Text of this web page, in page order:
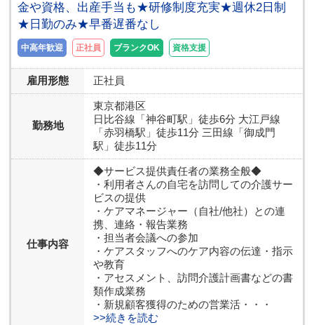
金や資格、出産手当も★研修制度充実★週休2日制
★日勤のみ★早番遅番なし
中高年歓迎 正社員 ブランクOK 資格支援
雇用形態 正社員
勤務地
東京都港区
日比谷線「神谷町駅」徒歩6分 大江戸線
「赤羽橋駅」徒歩11分 三田線「御成門
駅」徒歩11分
仕事内容
◆サービス提供責任者の業務全般◆
・利用者さんの自宅を訪問しての介護サー
ビスの提供
・ケアマネージャー（自社/他社）との連
携、連絡・報告業務
・担当者会議への参加
・ケアスタッフへのケア内容の伝達・指示
や教育
・アセスメント、訪問介護計画書などの書
類作成業務
・新規顧客獲得のための営業活・・・
>>続きを読む